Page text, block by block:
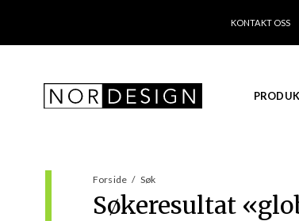
KONTAKT OSS
Forside / Søk
Søkeresultat «